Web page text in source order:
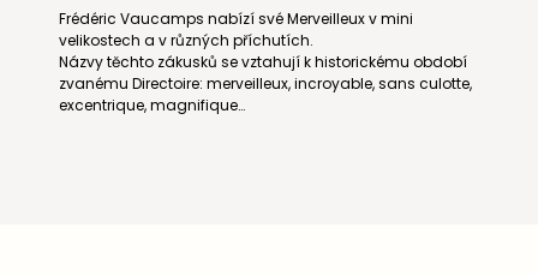
Frédéric Vaucamps nabízí své Merveilleux v mini
velikostech a v různých příchutích.
Názvy těchto zákusků se vztahují k historickému období
zvanému Directoire: merveilleux, incroyable, sans culotte,
excentrique, magnifique…